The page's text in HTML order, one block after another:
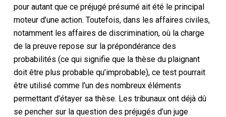
pour autant que ce préjugé présumé ait été le principal
moteur d’une action. Toutefois, dans les affaires civiles,
notamment les affaires de discrimination, où la charge
de la preuve repose sur la prépondérance des
probabilités (ce qui signifie que la thèse du plaignant
doit être plus probable qu’improbable), ce test pourrait
être utilisé comme l’un des nombreux éléments
permettant d’étayer sa thèse. Les tribunaux ont déjà dû
se pencher sur la question des préjugés d’un juge